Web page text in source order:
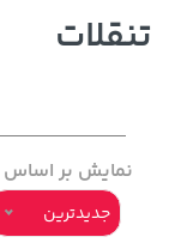
تنقلات
نمایش بر اساس
جدیدترین